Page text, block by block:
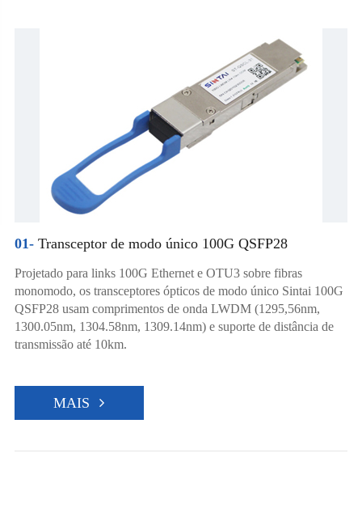
01-Transceptor de modo único 100G QSFP28
Projetado para links 100G Ethernet e OTU3 sobre fibras
monomodo, os transceptores ópticos de modo único Sintai 100G
QSFP28 usam comprimentos de onda LWDM (1295,56nm,
1300.05nm, 1304.58nm, 1309.14nm) e suporte de distância de
transmissão até 10km.
MAIS